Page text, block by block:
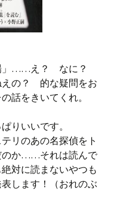
場」……え？ なに？
の？ 的な疑問をお
話をきいてくれ。
りいいです。
リのあの名探偵をト
のか……それは読んで
対に読まないやつも
します！（おれのぶ